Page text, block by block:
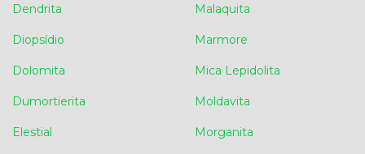
Dendrita
Diopsídio
Dolomita
Dumortierita
Elestial
Malaquita
Marmore
Mica Lepidolita
Moldavita
Morganita